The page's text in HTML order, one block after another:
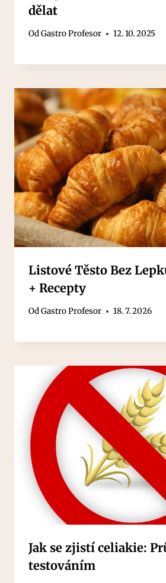
dělat
OdGastro Profesor 12. 10. 2025
Listové Těsto Bez
+ Recepty
OdGastro Profesor 18. 7. 2026
Jak se zjistí celiakie:
testováním